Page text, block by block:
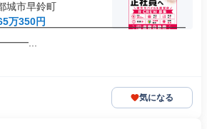
城市早鈴町
万350円
━━━━━━━━━━━━━━━━━━━━
気になる